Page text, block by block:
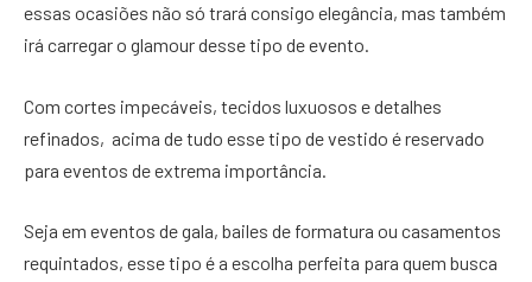
essas ocasiões não só trará consigo elegância, mas também
irá carregar o glamour desse tipo de evento.
Com cortes impecáveis, tecidos luxuosos e detalhes
refinados, acima de tudo esse tipo de vestido é reservado
para eventos de extrema importância.
Seja em eventos de gala, bailes de formatura ou casamentos
requintados, esse tipo é a escolha perfeita para quem busca